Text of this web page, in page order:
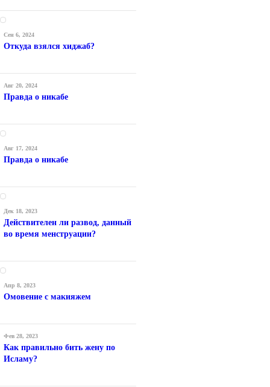
Сен 6, 2024
Откуда взялся хиджаб?
Авг 20, 2024
Правда о никабе
Авг 17, 2024
Правда о никабе
Дек 18, 2023
Действителен ли развод, данный
во время менструации?
Апр 8, 2023
Омовение с макияжем
Фев 28, 2023
Как правильно бить жену по
Исламу?